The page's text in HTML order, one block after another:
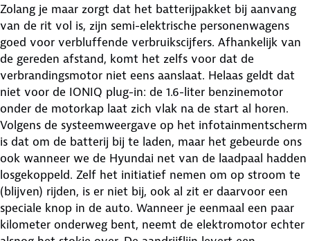
Zolang je maar zorgt dat het batterijpakket bij aanvang
van de rit vol is, zijn semi-elektrische personenwagens
goed voor verbluffende verbruikscijfers. Afhankelijk van
de gereden afstand, komt het zelfs voor dat de
verbrandingsmotor niet eens aanslaat. Helaas geldt dat
niet voor de IONIQ plug-in: de 1.6-liter benzinemotor
onder de motorkap laat zich vlak na de start al horen.
Volgens de systeemweergave op het infotainmentscherm
is dat om de batterij bij te laden, maar het gebeurde ons
ook wanneer we de Hyundai net van de laadpaal hadden
losgekoppeld. Zelf het initiatief nemen om op stroom te
(blijven) rijden, is er niet bij, ook al zit er daarvoor een
speciale knop in de auto. Wanneer je eenmaal een paar
kilometer onderweg bent, neemt de elektromotor echter